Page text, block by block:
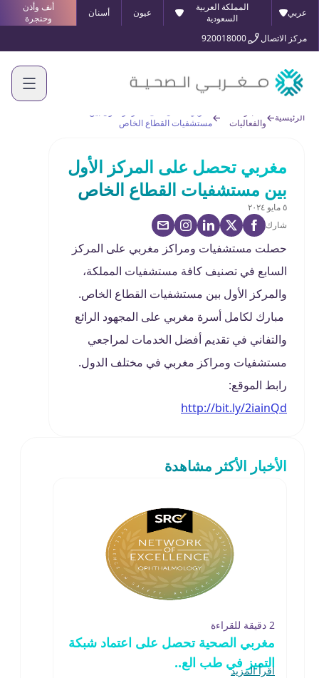
عربي
المملكة العربية
السعودية
عيون أسنان
أنف وأذن
وحنجرة
مركز الاتصال
920018000
الرئيسية
والفعاليات
مستشفيات القطاع الخاص
مغربي تحصل على المركز الأول
بين مستشفيات القطاع الخاص
٥ مايو ٢٠٢٤
شارك
حصلت مستشفيات ومراكز مغربي على المركز
السابع في تصنيف كافة مستشفيات المملكة،
والمركز الأول بين مستشفيات القطاع الخاص.
مبارك لكامل أسرة مغربي على المجهود الرائع
والتفاني في تقديم أفضل الخدمات لمراجعي
مستشفيات ومراكز مغربي في مختلف الدول.
رابط الموقع:
http://bit.ly/2iainQd
الأخبار الأكثر مشاهدة
2 دقيقة للقراءة
مغربي الصحية تحصل على اعتماد شبكة
التميز في طب الع..
اقرأ المزيد